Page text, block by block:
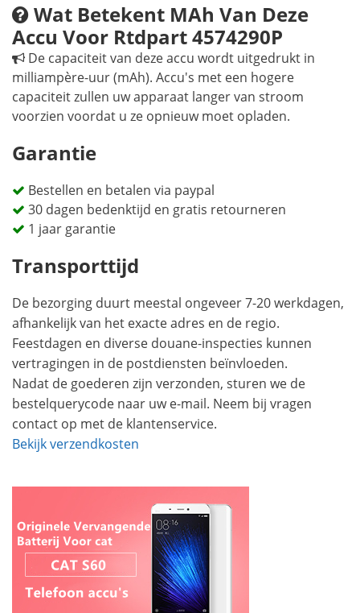
Wat Betekent MAh Van Deze
Accu Voor Rtdpart 4574290P
De capaciteit van deze accu wordt uitgedrukt in
milliampère-uur (mAh). Accu's met een hogere
capaciteit zullen uw apparaat langer van stroom
voorzien voordat u ze opnieuw moet opladen.
Garantie
Bestellen en betalen via paypal
30 dagen bedenktijd en gratis retourneren
1 jaar garantie
Transporttijd
De bezorging duurt meestal ongeveer 7-20 werkdagen,
afhankelijk van het exacte adres en de regio.
Feestdagen en diverse douane-inspecties kunnen
vertragingen in de postdiensten beïnvloeden.
Nadat de goederen zijn verzonden, sturen we de
bestelquerycode naar uw e-mail. Neem bij vragen
contact op met de klantenservice.
Bekijk verzendkosten